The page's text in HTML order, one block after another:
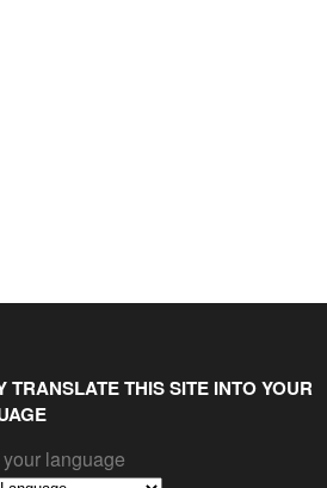
TRANSLATE THIS SITE INTO YOUR
language